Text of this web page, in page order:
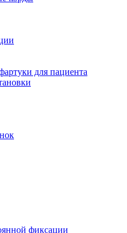
для пациента
фиксации